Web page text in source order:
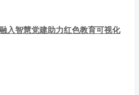
入智慧党建助力红色教育可视化